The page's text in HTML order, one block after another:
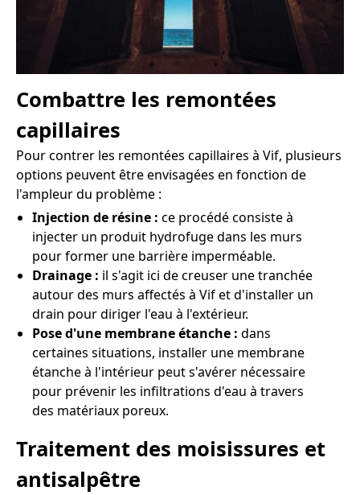
Combattre les remontées
capillaires
Pour contrer les remontées capillaires à Vif, plusieurs
options peuvent être envisagées en fonction de
l'ampleur du problème :
Injection de résine : ce procédé consiste à
injecter un produit hydrofuge dans les murs
pour former une barrière imperméable.
Drainage : il s'agit ici de creuser une tranchée
autour des murs affectés à Vif et d'installer un
drain pour diriger l'eau à l'extérieur.
Pose d'une membrane étanche : dans
certaines situations, installer une membrane
étanche à l'intérieur peut s'avérer nécessaire
pour prévenir les infiltrations d'eau à travers
des matériaux poreux.
Traitement des moisissures et
antisalpêtre